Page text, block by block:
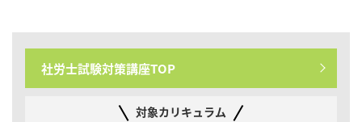
社労士試験対策講座TOP
対象カリキュラム